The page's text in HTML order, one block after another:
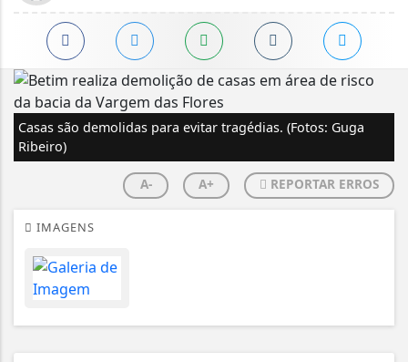
Casas são demolidas para evitar tragédias. (Fotos: Guga
Ribeiro)
A- A+ REPORTAR ERROS
IMAGENS